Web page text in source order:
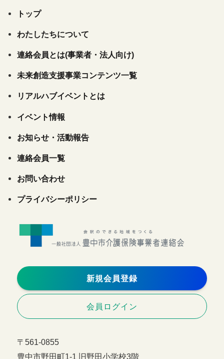
トップ
わたしたちについて
連絡会員とは(事業者・法人向け)
未来創造支援事業コンテンツ一覧
リアルハブイベントとは
イベント情報
お知らせ・活動報告
連絡会員一覧
お問い合わせ
プライバシーポリシー
新規会員登録
会員ログイン
〒561-0855
豊中市野田町1-1 旧野田小学校3階